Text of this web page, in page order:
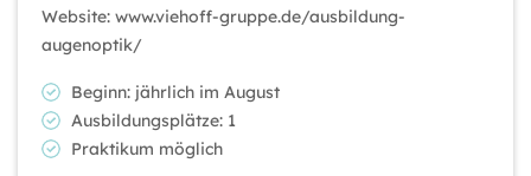
Website: www.viehoff-gruppe.de/ausbildung-
augenoptik/
Beginn: jährlich im August
Ausbildungsplätze: 1
Praktikum möglich